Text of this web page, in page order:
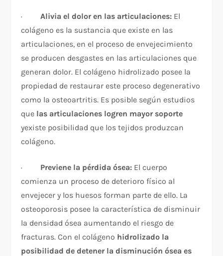
· Alivia el dolor en las articulaciones: El
colágeno es la sustancia que existe en las
articulaciones, en el proceso de envejecimiento
se producen desgastes en las articulaciones que
generan dolor. El colágeno hidrolizado posee la
propiedad de restaurar este proceso degenerativo
como la osteoartritis. Es posible según estudios
que las articulaciones logren mayor soporte
yexiste posibilidad que los tejidos produzcan
colágeno.
· Previene la pérdida ósea: El cuerpo
comienza un proceso de deterioro físico al
envejecer y los huesos forman parte de ello. La
osteoporosis posee la característica de disminuir
la densidad ósea aumentando el riesgo de
fracturas. Con el colágeno hidrolizado la
posibilidad de detener la disminución ósea es